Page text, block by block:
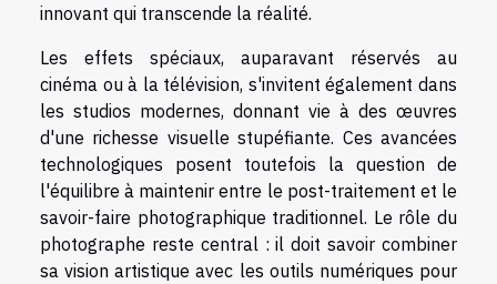
innovant qui transcende la réalité.
Les effets spéciaux, auparavant réservés au
cinéma ou à la télévision, s'invitent également dans
les studios modernes, donnant vie à des œuvres
d'une richesse visuelle stupéfiante. Ces avancées
technologiques posent toutefois la question de
l'équilibre à maintenir entre le post-traitement et le
savoir-faire photographique traditionnel. Le rôle du
photographe reste central : il doit savoir combiner
sa vision artistique avec les outils numériques pour